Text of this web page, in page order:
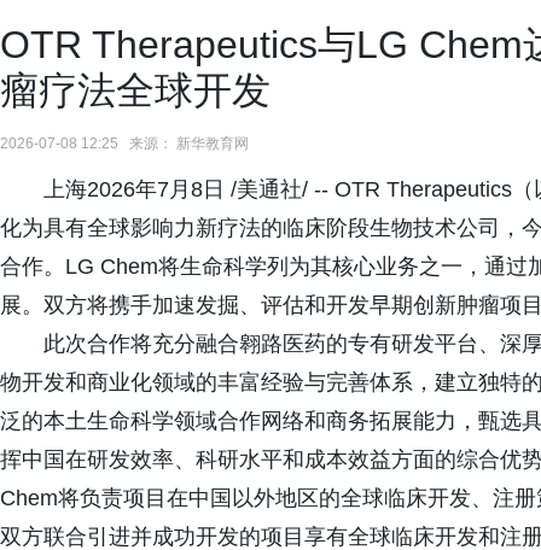
OTR Therapeutics与LG
瘤疗法全球开发
2026-07-08 12:25 来源： 新华教育网
上海2026年7月8日 /美通社/ -- OTR Therapeutics
化为具有全球影响力新疗法的临床阶段生物技术公司，
合作。LG Chem将生命科学列为其核心业务之一，通
展。双方将携手加速发掘、评估和开发早期创新肿瘤项
此次合作将充分融合翱路医药的专有研发平台、深
物开发和商业化领域的丰富经验与完善体系，建立独特
泛的本土生命科学领域合作网络和商务拓展能力，甄选
挥中国在研发效率、科研水平和成本效益方面的综合优
Chem将负责项目在中国以外地区的全球临床开发、注
双方联合引进并成功开发的项目享有全球临床开发和注